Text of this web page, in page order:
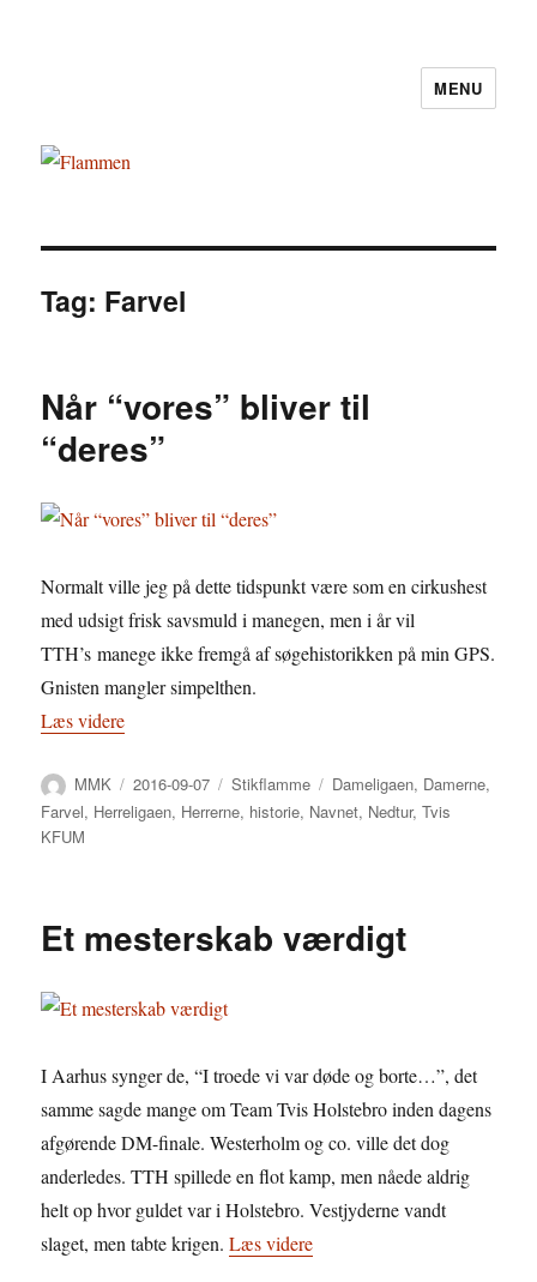
MENU
Tag: Farvel
Når “vores” bliver til
“deres”
Normalt ville jeg på dette tidspunkt være som en cirkushest
med udsigt frisk savsmuld i manegen, men i år vil
TTH’s manege ikke fremgå af søgehistorikken på min GPS.
Gnisten mangler simpelthen.
Læs videre“Når “vores” bliver til “deres””
Forfatter
MMK Udgivet
2016-09-07 Kategorier
Stikflamme Tags
Dameligaen, Damerne,
Farvel, Herreligaen, Herrerne, historie, Navnet, Nedtur,Tvis
KFUM
Et mesterskab værdigt
I Aarhus synger de, “I troede vi var døde og borte…”, det
samme sagde mange om Team Tvis Holstebro inden dagens
afgørende DM-finale. Westerholm og co. ville det dog
anderledes. TTH spillede en flot kamp, men nåede aldrig
helt op hvor guldet var i Holstebro. Vestjyderne vandt
slaget, men tabte krigen.Læs videre“Et mesterskab værdigt”